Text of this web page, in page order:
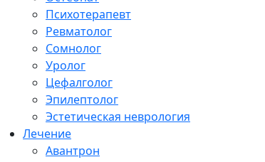
Психотерапевт
Ревматолог
Сомнолог
Уролог
Цефалголог
Эпилептолог
Эстетическая неврология
Лечение
Авантрон